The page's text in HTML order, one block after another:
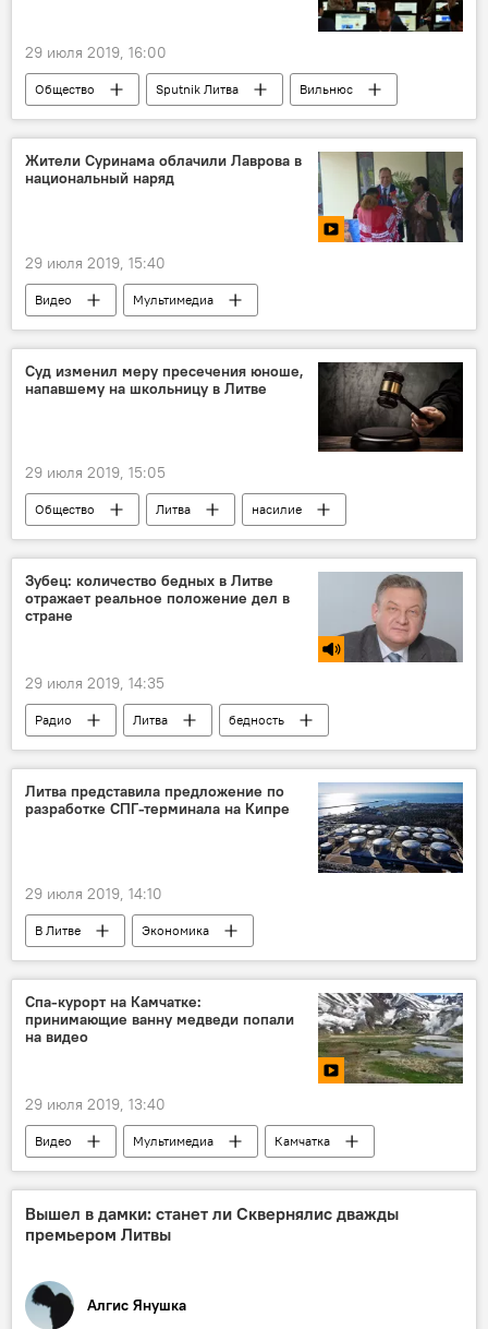
29 июля 2019, 16:00
Общество Sputnik Литва
Вильнюс
Россия
российские СМИ
Ограничение работы СМИ
Жители Суринама облачили Лаврова в
национальный наряд
29 июля 2019, 15:40
Видео
Мультимедиа
Сергей Лавров
Суд изменил меру пресечения юноше,
напавшему на школьницу в Литве
29 июля 2019, 15:05
Общество Литва
насилие
суд
Зубец: количество бедных в Литве
отражает реальное положение дел в
стране
29 июля 2019, 14:35
Радио Литва бедность
Литва представила предложение по
разработке СПГ-терминала на Кипре
29 июля 2019, 14:10
В Литве
Экономика
Энергетика. LIVE
Литва
СПГ
Спа-курорт на Камчатке:
принимающие ванну медведи попали
на видео
29 июля 2019, 13:40
Видео Мультимедиа
Камчатка
Россия
медведь
Вышел в дамки: станет ли Сквернялис дважды
премьером Литвы
Алгис Янушка